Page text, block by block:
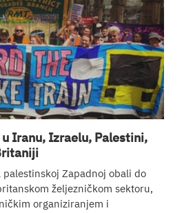
Iranu, Izraelu, Palestini,
palestinskoj Zapadnoj obali do
željezničkom sektoru,
organiziranjem i